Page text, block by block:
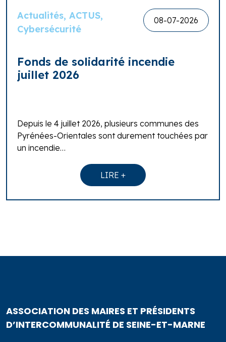
Actualités, ACTUS,
Cybersécurité
08-07-2026
Fonds de solidarité incendie
juillet 2026
Depuis le 4 juillet 2026, plusieurs communes des
Pyrénées-Orientales sont durement touchées par
un incendie…
LIRE +
ASSOCIATION DES MAIRES ET PRÉSIDENTS
D’INTERCOMMUNALITÉ DE SEINE-ET-MARNE